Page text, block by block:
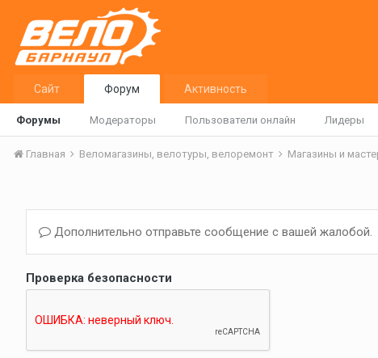
Сайт Форум
Форумы Модераторы Пользователи онлайн Лидеры
Активность
Главная Веломагазины, велотуры, велоремонт Магазины и
Дополнительно отправьте сообщение с вашей жалобой.
Проверка безопасности